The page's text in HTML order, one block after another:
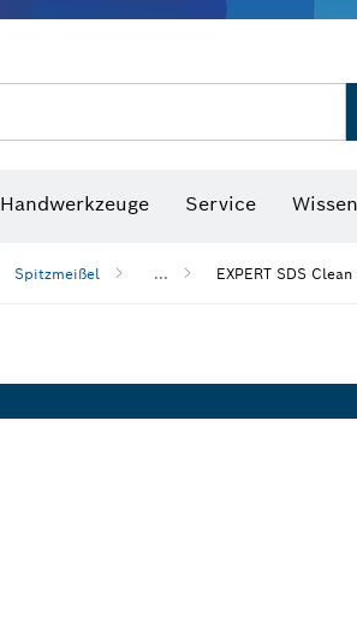
Handwerkzeuge Service
Spitzmeißel ... EXPERT SDS